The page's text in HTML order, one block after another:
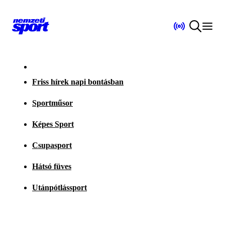
Friss hírek napi bontásban
Sportműsor
Képes Sport
Csupasport
Hátsó füves
Utánpótlássport